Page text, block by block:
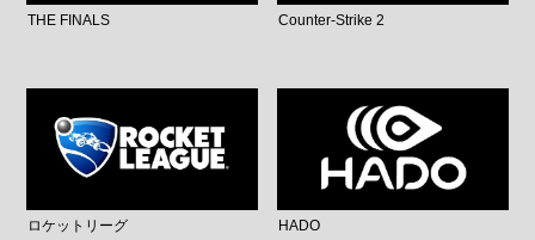
THE FINALS Counter-Strike 2
ロケットリーグ HADO